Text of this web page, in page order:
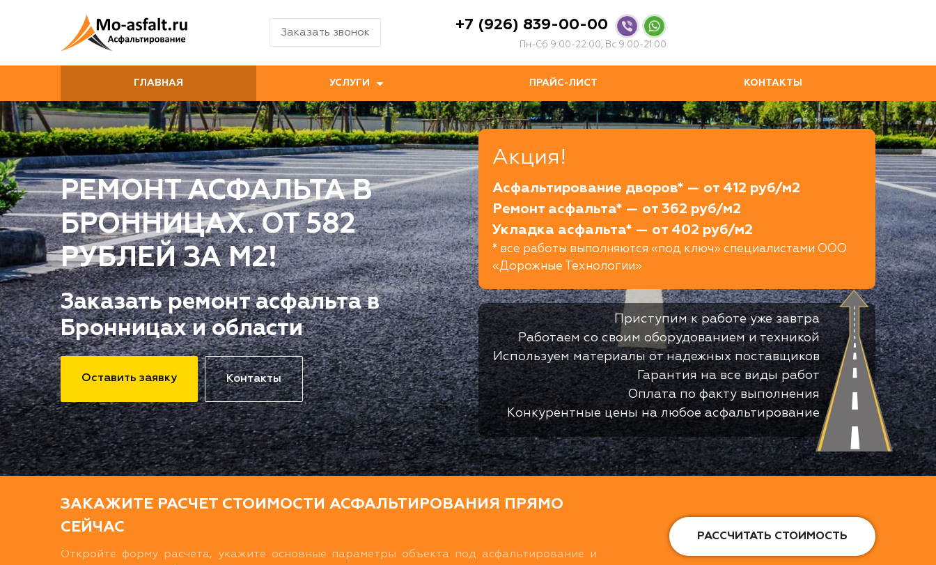
Заказать звонок +7 (926) 839-00-00
Пн-Сб 9:00-22:00, Вс 9:00-21:00
ГЛАВНАЯ УСЛУГИ ПРАЙС-ЛИСТ КОНТАКТЫ
РЕМОНТ АСФАЛЬТА В
БРОННИЦАХ. ОТ 582
РУБЛЕЙ ЗА М2!
Заказать ремонт асфальта в
Бронницах и области
Оставить заявку Контакты
Акция!
Асфальтирование дворов* — от 412 руб/м2
Ремонт асфальта* — от 362 руб/м2
Укладка асфальта* — от 402 руб/м2
* все работы выполняются «под ключ» специалистами ООО
«Дорожные Технологии»
Приступим к работе уже завтра
Работаем со своим оборудованием и техникой
Используем материалы от надежных поставщиков
Гарантия на все виды работ
Оплата по факту выполнения
Конкурентные цены на любое асфальтирование
ЗАКАЖИТЕ РАСЧЕТ СТОИМОСТИ АСФАЛЬТИРОВАНИЯ ПРЯМО
СЕЙЧАС
Откройте форму расчета, укажите основные параметры объекта под асфальтирование и
РАССЧИТАТЬ СТОИМОСТЬ